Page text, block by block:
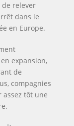
de relever
dans le
en Europe.
expansion,
de
compagnies
tôt une